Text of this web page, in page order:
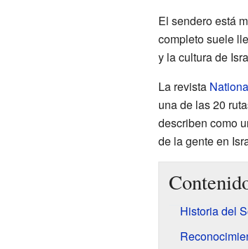
El sendero está
completo suele
y la cultura de
La revista
una de las 20
describen como
de la gente en
Historia del